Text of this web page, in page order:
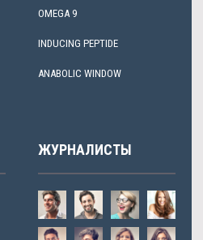
OMEGA 9
INDUCING PEPTIDE
ANABOLIC WINDOW
ЖУРНАЛИСТЫ